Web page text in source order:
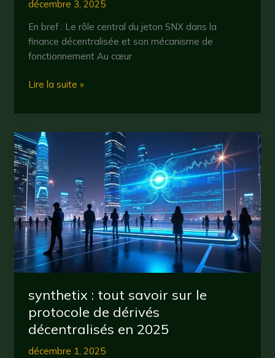
décembre 3, 2025
En bref : Le rôle central du jeton SNX dans la
finance décentralisée et son mécanisme de
fonctionnement Au cœur
Synthetix
comprendre
rôle
de
ce
protocole
dans
la
finance
décentralisée
en
2025
Lire la suite »
synthetix : tout savoir sur le
protocole de dérivés
décentralisés en 2025
décembre 1, 2025